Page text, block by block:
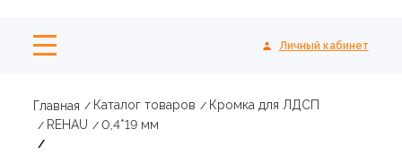
Личный кабинет
Главная Каталог товаров
Кромка для ЛДСП
REHAU
0,4*19 мм